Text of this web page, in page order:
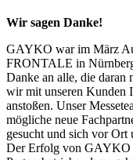
Wir sagen Danke!
GAYKO war im März
FRONTALE in
Danke an alle, die daran
wir mit unseren Kunden
anstoßen. Unser
mögliche neue
gesucht und sich vor Ort
Der Erfolg von GAYKO